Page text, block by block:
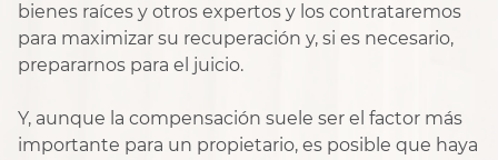
bienes raíces y otros expertos y los contrataremos
para maximizar su recuperación y, si es necesario,
prepararnos para el juicio.
Y, aunque la compensación suele ser el factor más
importante para un propietario, es posible que haya